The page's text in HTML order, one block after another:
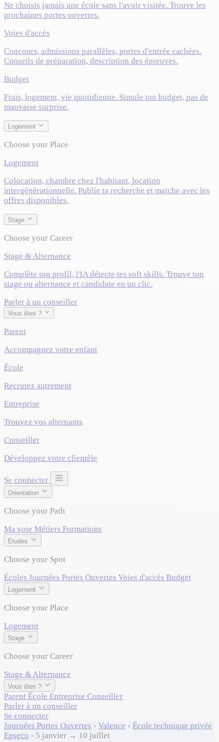
Ne choisis jamais une école sans l'avoir visitée. Trouve les
prochaines portes ouvertes.
Voies d'accès
Concours, admissions parallèles, portes d'entrée cachées.
Conseils de préparation, description des épreuves.
Budget
Frais, logement, vie quotidienne. Simule ton budget, pas de
mauvaise surprise.
Logement
Choose your Place
Logement
Colocation, chambre chez l'habitant, location
intergénérationnelle. Publie ta recherche et matche avec les
offres disponibles.
Stage
Choose your Career
Stage & Alternance
Complète ton profil, l'IA détecte tes soft skills. Trouve ton
stage ou alternance et candidate en un clic.
Parler à un conseiller
Vous êtes ?
Parent
Accompagnez votre enfant
École
Recrutez autrement
Entreprise
Trouvez vos alternants
Conseiller
Développez votre clientèle
Se connecter
Orientation
Choose your Path
Ma voie Métiers Formations
Études
Choose your Spot
Écoles Journées Portes Ouvertes Voies d'accès Budget
Logement
Choose your Place
Logement
Stage
Choose your Career
Stage & Alternance
Vous êtes ?
Parent École Entreprise Conseiller
Parler à un conseiller
Se connecter
Journées Portes Ouvertes › Valence › École technique privée
Epseco › 5 janvier → 10 juillet